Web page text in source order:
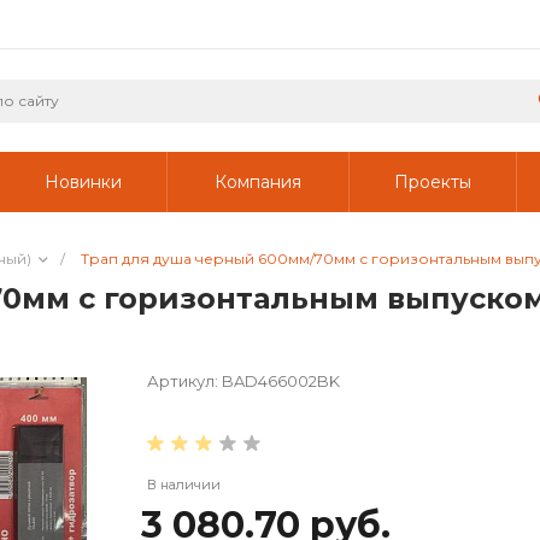
Новинки Компания Проекты
/ Трап для душа черный 600мм/70мм с горизонтальным
с горизонтальным
Артикул: BAD466002BK
В наличии
3 080.70 руб.